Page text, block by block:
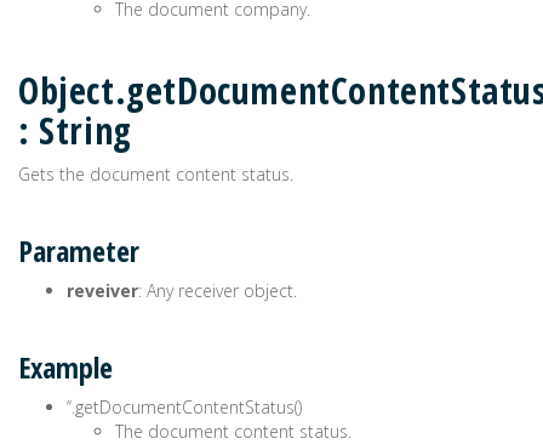
The document company.
: String
Gets the document content status.
Parameter
reveiver: Any receiver object.
Example
’‘.getDocumentContentStatus()
The document content status.